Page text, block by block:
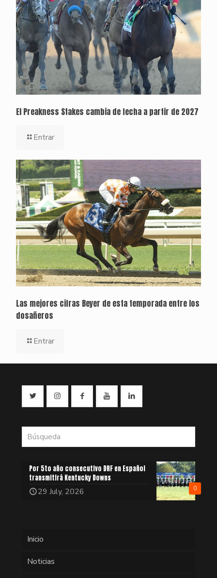
El Preakness Stakes cambia de fecha a partir de 2027
Entrar
Las mejores cifras Beyer de esta temporada entre los
dosañeros
Entrar
0
Por 5to año consecutivo DRF en Español
transmitirá Kentucky Downs
29 July, 2026
Inicio
Noticias